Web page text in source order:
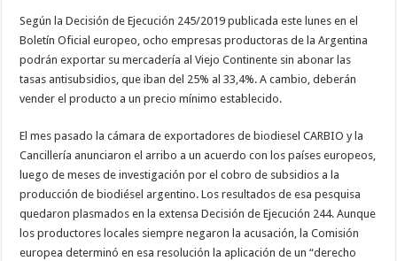
Según la Decisión de Ejecución 245/2019 publicada este lunes en el
Boletín Oficial europeo, ocho empresas productoras de la Argentina
podrán exportar su mercadería al Viejo Continente sin abonar las
tasas antisubsidios, que iban del 25% al 33,4%. A cambio, deberán
vender el producto a un precio mínimo establecido.
El mes pasado la cámara de exportadores de biodiesel CARBIO y la
Cancillería anunciaron el arribo a un acuerdo con los países europeos,
luego de meses de investigación por el cobro de subsidios a la
producción de biodiésel argentino. Los resultados de esa pesquisa
quedaron plasmados en la extensa Decisión de Ejecución 244. Aunque
los productores locales siempre negaron la acusación, la Comisión
europea determinó en esa resolución la aplicación de un “derecho